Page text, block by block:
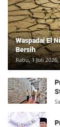
Waspadai El
Bersih
Rabu, 1 Juli 2026,